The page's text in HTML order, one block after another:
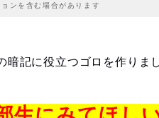
ンを含む場合があります
記に役立つゴロを作りま